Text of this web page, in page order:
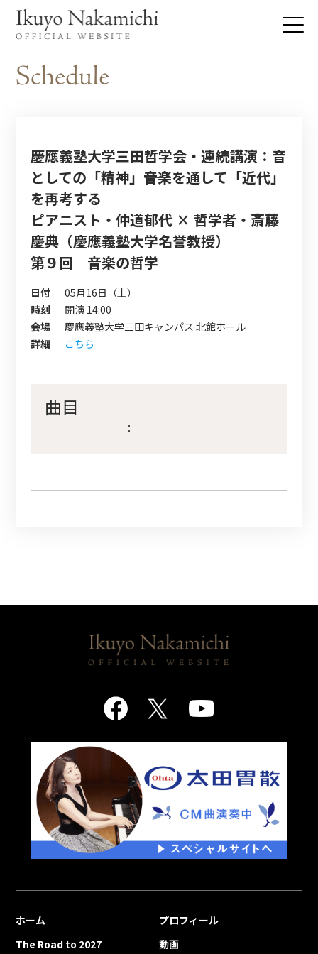
慶應義塾大学三田哲学会・連続講演：音
としての「精神」――音楽を通して「近代」
を再考する
ピアニスト・仲道郁代 × 哲学者・斎藤
慶典（慶應義塾大学名誉教授）
第９回 音楽の哲学
日付
05月16日（土）
時刻
開演 14:00
会場
慶應義塾大学三田キャンパス 北館ホール
詳細
こちら
曲目
：
ホーム
プロフィール
The Road to 2027
動画